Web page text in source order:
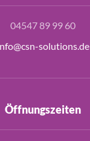
04547 89 99 60
solutions.de
Öffnungszeiten